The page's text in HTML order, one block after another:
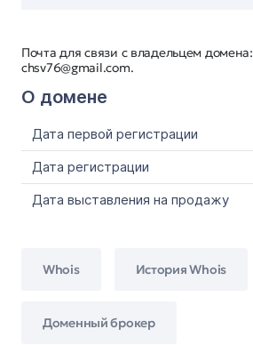
Почта для связи с владельцем домена:
chsv76@gmail.com.
О домене
Дата первой регистрации
Дата регистрации
Дата выставления на продажу
Whois История Whois
Доменный брокер